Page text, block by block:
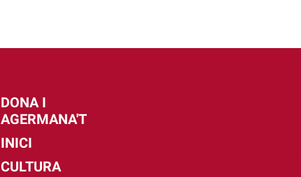
DONA I
AGERMANA'T
INICI
CULTURA